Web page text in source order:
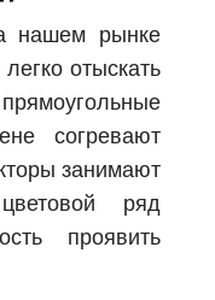
нашем рынке
отыскать
согревают
занимают
ряд
проявить